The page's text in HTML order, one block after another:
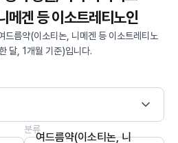
겐 등 이소트레티노인
드름약(이소티논, 니메겐 등 이소트레티노
달, 1개월 기준)입니다.
분류
여드름약(이소티논, 니